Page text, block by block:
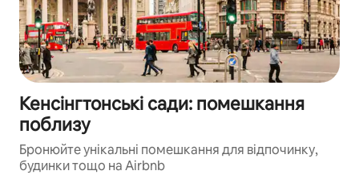
Кенсінгтонські сади: помешкання
поблизу
Бронюйте унікальні помешкання для відпочинку,
будинки тощо на Airbnb